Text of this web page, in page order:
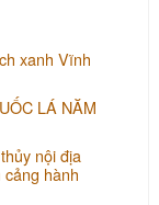
xanh Vĩnh
LÁ NĂM
nội địa
hành